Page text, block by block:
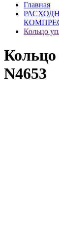
Главная
Кольцо
Кольцо
N4653